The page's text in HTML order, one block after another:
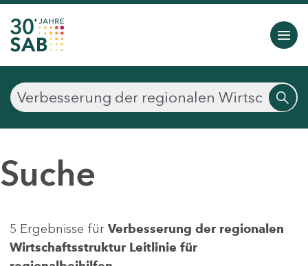
Suche
5 Ergebnisse für Verbesserung der regionalen
Wirtschaftsstruktur Leitlinie für